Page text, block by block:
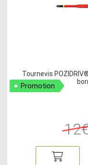
Tournevis
Promotion